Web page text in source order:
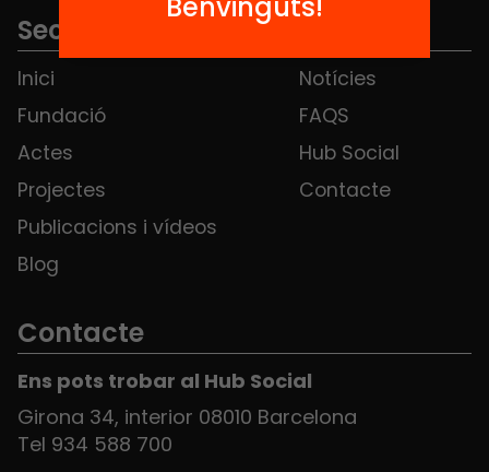
Seccions
Inici
Fundació
Actes
Projectes
Publicacions i vídeos
Blog
Notícies
FAQS
Hub Social
Contacte
Contacte
Ens pots trobar al Hub Social
Girona 34, interior 08010 Barcelona
Tel 934 588 700
Benvinguts!